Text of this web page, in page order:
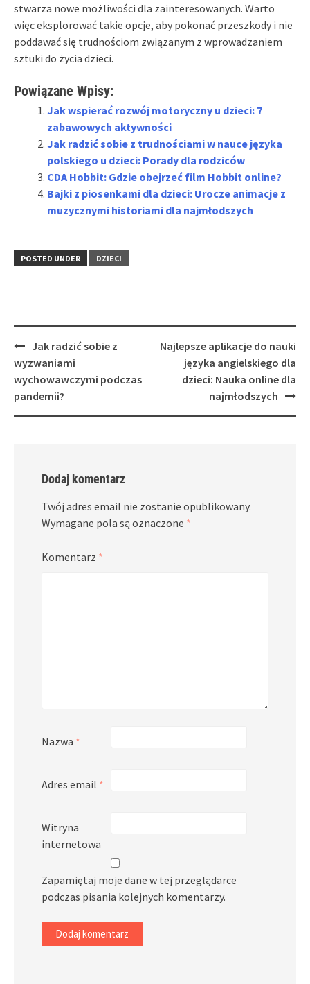
stwarza nowe możliwości dla zainteresowanych. Warto
więc eksplorować takie opcje, aby pokonać przeszkody i nie
poddawać się trudnościom związanym z wprowadzaniem
sztuki do życia dzieci.
Powiązane Wpisy:
Jak wspierać rozwój motoryczny u dzieci: 7
zabawowych aktywności
Jak radzić sobie z trudnościami w nauce języka
polskiego u dzieci: Porady dla rodziców
CDA Hobbit: Gdzie obejrzeć film Hobbit online?
Bajki z piosenkami dla dzieci: Urocze animacje z
muzycznymi historiami dla najmłodszych
POSTED UNDER DZIECI
Post
navigation
Jak radzić sobie z
wyzwaniami
wychowawczymi podczas
pandemii?
Najlepsze aplikacje do nauki
języka angielskiego dla
dzieci: Nauka online dla
najmłodszych
Dodaj komentarz
Twój adres email nie zostanie opublikowany.
Wymagane pola są oznaczone *
Komentarz *
Nazwa *
Adres email *
Witryna
internetowa
Zapamiętaj moje dane w tej przeglądarce
podczas pisania kolejnych komentarzy.